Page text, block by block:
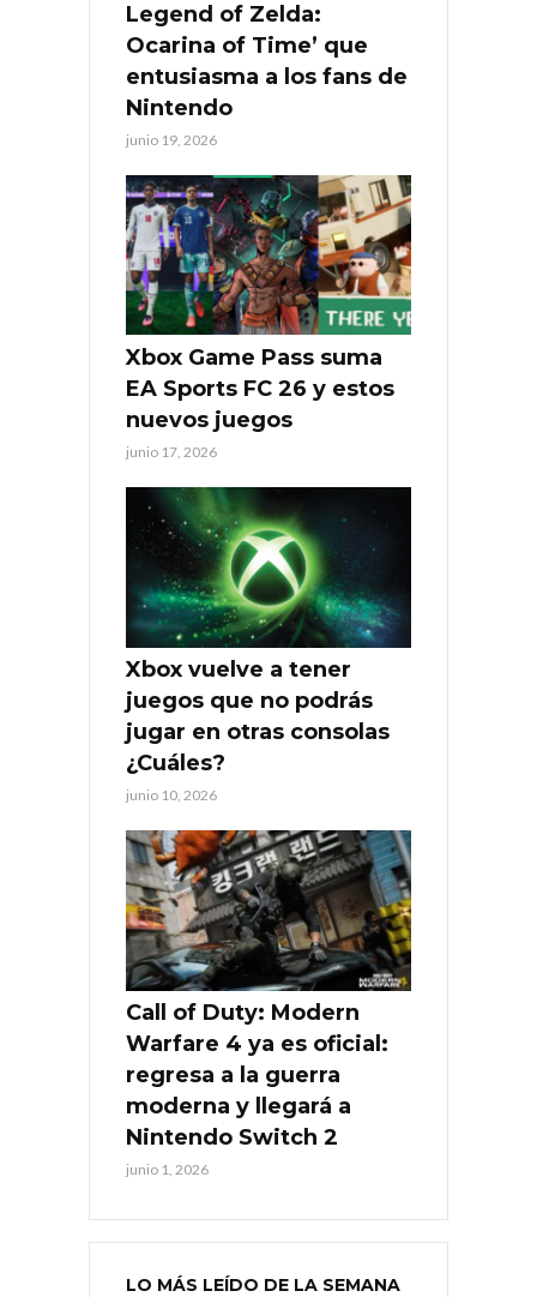
Legend of Zelda:
Ocarina of Time’ que
entusiasma a los fans de
Nintendo
junio 19, 2026
Xbox Game Pass suma
EA Sports FC 26 y estos
nuevos juegos
junio 17, 2026
Xbox vuelve a tener
juegos que no podrás
jugar en otras consolas
¿Cuáles?
junio 10, 2026
Call of Duty: Modern
Warfare 4 ya es oficial:
regresa a la guerra
moderna y llegará a
Nintendo Switch 2
junio 1, 2026
LO MÁS LEÍDO DE LA SEMANA